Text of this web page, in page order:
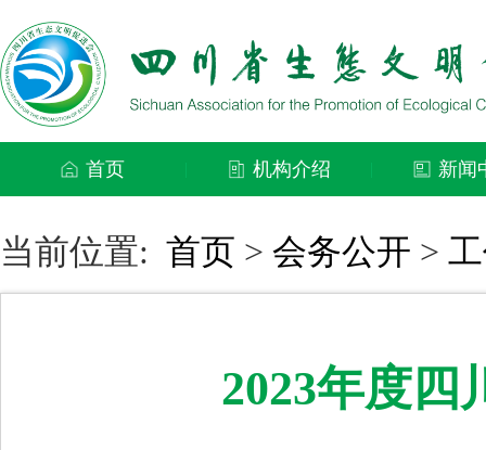
首页 机构介绍 新闻
当前位置: 首页 > 会务公开 >
2023年度四